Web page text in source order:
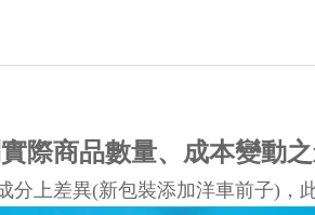
際商品數量、成本變動
分上差異(新包裝添加洋車前子)，